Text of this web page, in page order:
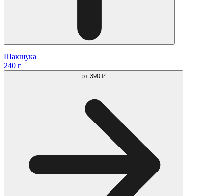
Шакшука
240 г
от 390 ₽